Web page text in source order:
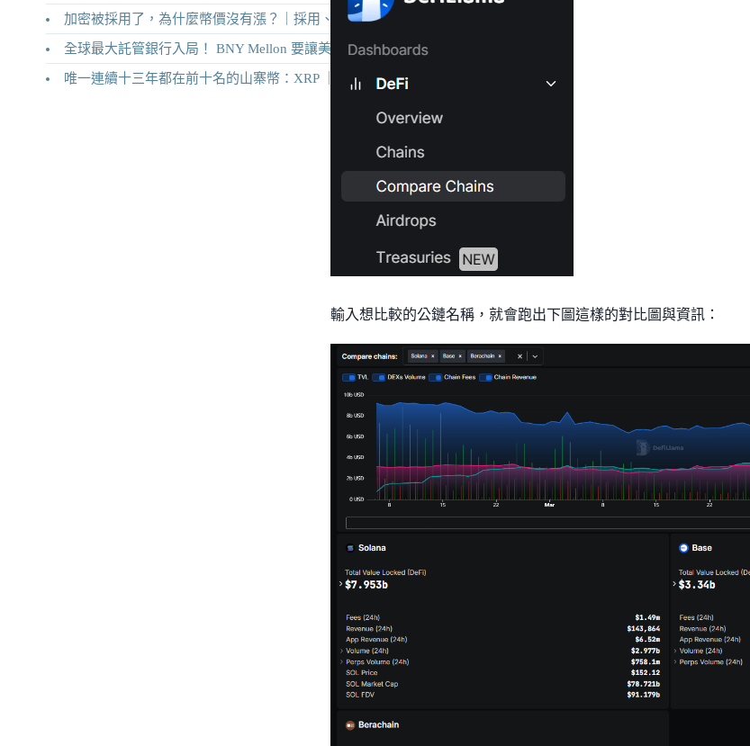
加密被採用了，為什麼幣價沒有漲？｜採用、收入與代幣價值捕獲
全球最大託管銀行入局！ BNY Mellon 要讓美債交易 24/7 不打烊
唯一連續十三年都在前十名的山寨幣：XRP ｜Ripple 2026 介紹
輸入想比較的公鏈名稱，就會跑出下圖這樣的對比圖與資訊：